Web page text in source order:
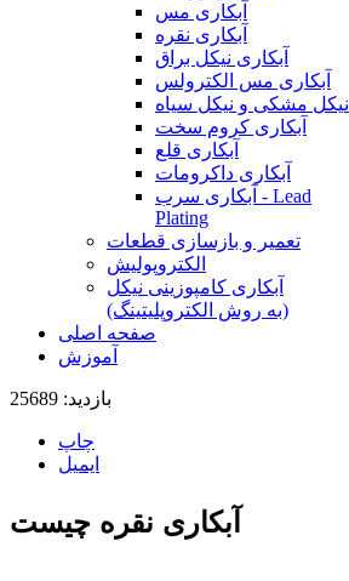
آبکاری مس
آبکاری نقره
آبکاری نیکل براق
آبکاری مس الکترولس
نیکل مشکی و نیکل سیاه
آبکاری کروم سخت
آبکاری قلع
آبکاری داکرومات
آبکاری سرب - Lead
Plating
تعمیر و بازسازی قطعات
الکتروپولیش
آبکاری کامپوزینی نیکل
(به روش الکتروپلیتینگ)
صفحه اصلی
آموزش
بازدید: 25689
چاپ
ایمیل
آبکاری نقره چیست